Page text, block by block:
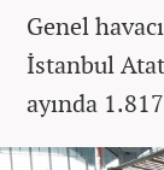
Genel
İstanbul
ayında